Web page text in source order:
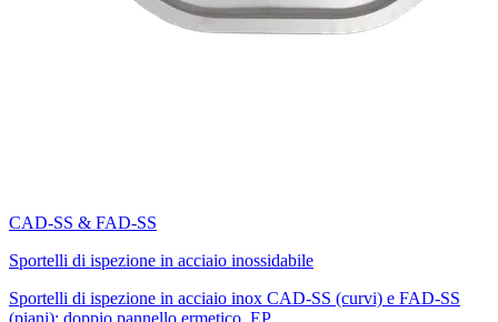
CAD-SS & FAD-SS
Sportelli di ispezione in acciaio inossidabile
Sportelli di ispezione in acciaio inox CAD-SS (curvi) e FAD-SS
(piani): doppio pannello ermetico, EP...